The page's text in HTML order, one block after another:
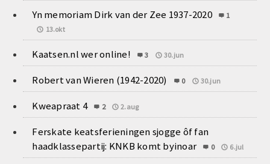
Yn memoriam Dirk van der Zee 1937-2020
1
13.okt
Kaatsen.nl wer online! 3 30.jun
Robert van Wieren (1942-2020) 0 30.jun
Kweapraat 4 2 2.aug
Ferskate keatsferieningen sjogge ôf fan
haadklassepartij: KNKB komt byinoar
0 6.jul